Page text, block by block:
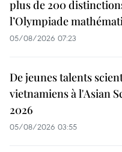
plus de 200
l’Olympiade
05/08/2026 07:23
De jeunes talents
vietnamiens à l'Asian
2026
05/08/2026 03:55